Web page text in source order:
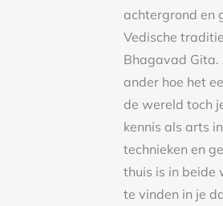
achtergrond en
Vedische
Bhagavad Gita.
ander hoe het
de wereld toch
kennis als arts
technieken en
thuis is in beide
te vinden in je